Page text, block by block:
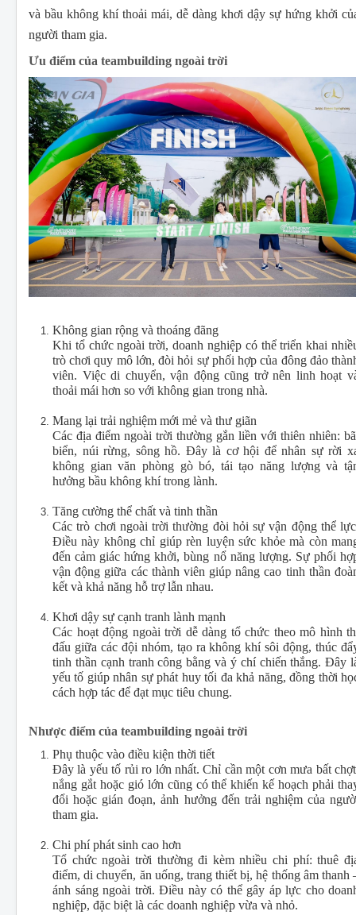
và bầu không khí thoải mái, dễ dàng khơi dậy sự hứng khởi
người tham gia.
Ưu điểm của teambuilding ngoài trời
Không gian rộng và thoáng đãng
Khi tổ chức ngoài trời, doanh nghiệp có thể triển khai
trò chơi quy mô lớn, đòi hỏi sự phối hợp của đông đảo
viên. Việc di chuyển, vận động cũng trở nên linh hoạt
thoải mái hơn so với không gian trong nhà.
Mang lại trải nghiệm mới mẻ và thư giãn
Các địa điểm ngoài trời thường gắn liền với thiên nhiên:
biển, núi rừng, sông hồ. Đây là cơ hội để nhân sự rời
không gian văn phòng gò bó, tái tạo năng lượng và
hưởng bầu không khí trong lành.
Tăng cường thể chất và tinh thần
Các trò chơi ngoài trời thường đòi hỏi sự vận động thể
Điều này không chỉ giúp rèn luyện sức khỏe mà còn
đến cảm giác hứng khởi, bùng nổ năng lượng. Sự phối
vận động giữa các thành viên giúp nâng cao tinh thần
kết và khả năng hỗ trợ lẫn nhau.
Khơi dậy sự cạnh tranh lành mạnh
Các hoạt động ngoài trời dễ dàng tổ chức theo mô hình
đấu giữa các đội nhóm, tạo ra không khí sôi động, thúc
tinh thần cạnh tranh công bằng và ý chí chiến thắng. Đây
yếu tố giúp nhân sự phát huy tối đa khả năng, đồng thời
cách hợp tác để đạt mục tiêu chung.
Nhược điểm của teambuilding ngoài trời
Phụ thuộc vào điều kiện thời tiết
Đây là yếu tố rủi ro lớn nhất. Chỉ cần một cơn mưa bất
nắng gắt hoặc gió lớn cũng có thể khiến kế hoạch phải
đổi hoặc gián đoạn, ảnh hưởng đến trải nghiệm của
tham gia.
Chi phí phát sinh cao hơn
Tổ chức ngoài trời thường đi kèm nhiều chi phí: thuê
điểm, di chuyển, ăn uống, trang thiết bị, hệ thống âm thanh
ánh sáng ngoài trời. Điều này có thể gây áp lực cho
nghiệp, đặc biệt là các doanh nghiệp vừa và nhỏ.